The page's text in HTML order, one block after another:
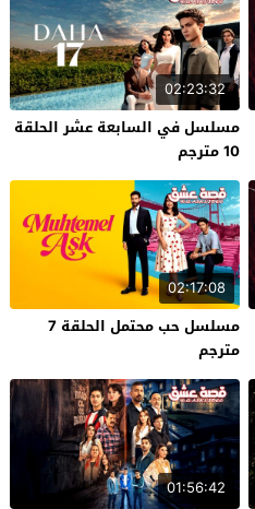
02:23:32
مسلسل في السابعة عشر الحلقة
10 مترجم
02:17:08
مسلسل حب محتمل الحلقة 7
مترجم
01:56:42